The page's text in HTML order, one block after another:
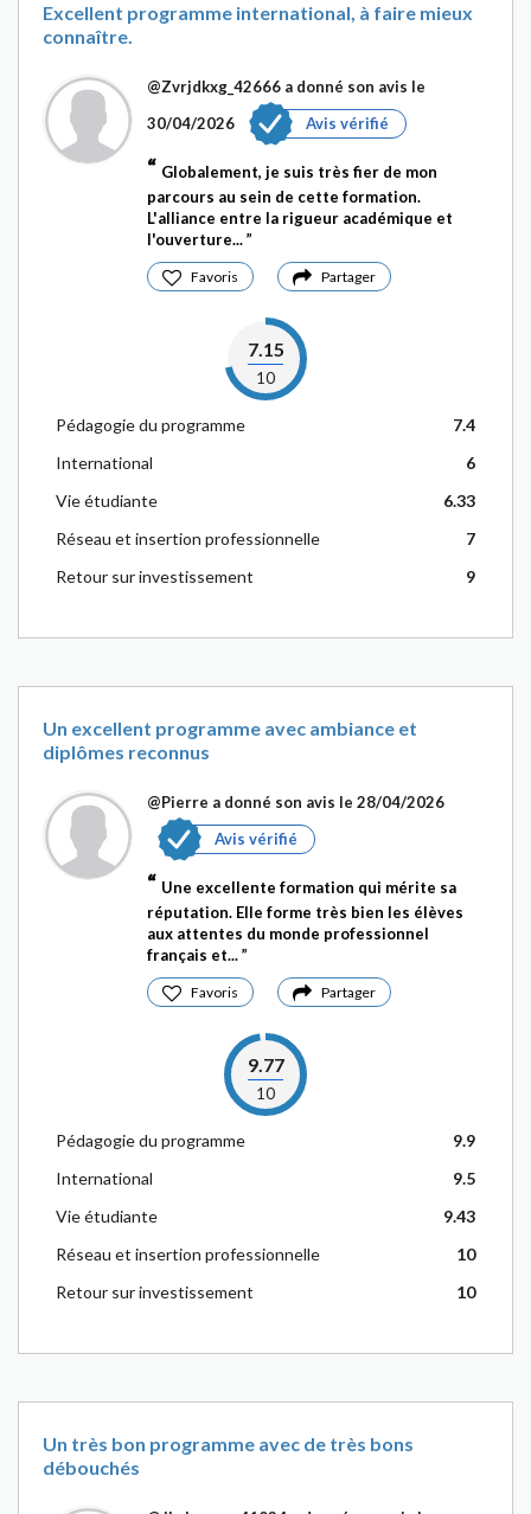
Excellent programme international, à faire mieux
connaître.
@Zvrjdkxg_42666 a donné son avis le
30/04/2026
Avis vérifié
Globalement, je suis très fier de mon
parcours au sein de cette formation.
L'alliance entre la rigueur académique et
l'ouverture...
Favoris Partager
7.15
10
Pédagogie du programme
7.4
International
6
Vie étudiante
6.33
Réseau et insertion professionnelle
7
Retour sur investissement
9
Un excellent programme avec ambiance et
diplômes reconnus
@Pierre a donné son avis le 28/04/2026
Avis vérifié
Une excellente formation qui mérite sa
réputation. Elle forme très bien les élèves
aux attentes du monde professionnel
français et...
Favoris Partager
9.77
10
Pédagogie du programme
9.9
International
9.5
Vie étudiante
9.43
Réseau et insertion professionnelle
10
Retour sur investissement
10
Un très bon programme avec de très bons
débouchés